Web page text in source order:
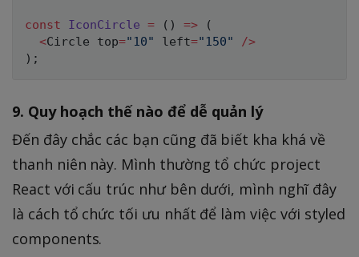
const IconCircle = ( ) =>
(
<Circle top="10" left="150" />
) ;
9. Quy hoạch thế nào để dễ quản lý
Đến đây chắc các bạn cũng đã biết kha khá về
thanh niên này. Mình thường tổ chức project
React với cấu trúc như bên dưới, mình nghĩ đây
là cách tổ chức tối ưu nhất để làm việc với styled
components.